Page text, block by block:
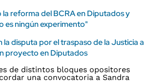
la reforma del BCRA en Diputados y
es ningún experimento"
la disputa por el traspaso de la Justicia a
proyecto en Diputados